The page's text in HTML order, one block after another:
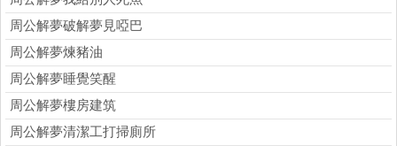
周公解夢破解夢見啞巴
周公解夢煉豬油
周公解夢睡覺笑醒
周公解夢樓房建筑
周公解夢清潔工打掃廁所